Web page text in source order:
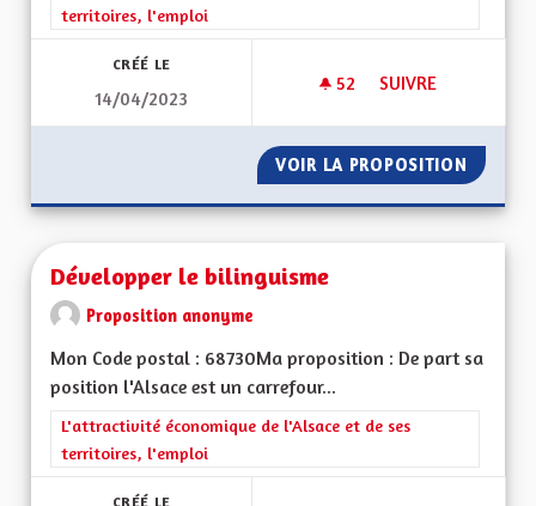
territoires, l'emploi
CRÉÉ LE
14/04/2023
52 52 ABONNÉS
SUIVRE
VOIR LA PROPOSITION
Développer le bilinguisme
Proposition anonyme
Mon Code postal : 68730Ma proposition : De part sa
position l'Alsace est un carrefour...
Filtrer les résultats de la catégorie : L'attractivité
L'attractivité économique de l'Alsace et de ses
territoires, l'emploi
CRÉÉ LE